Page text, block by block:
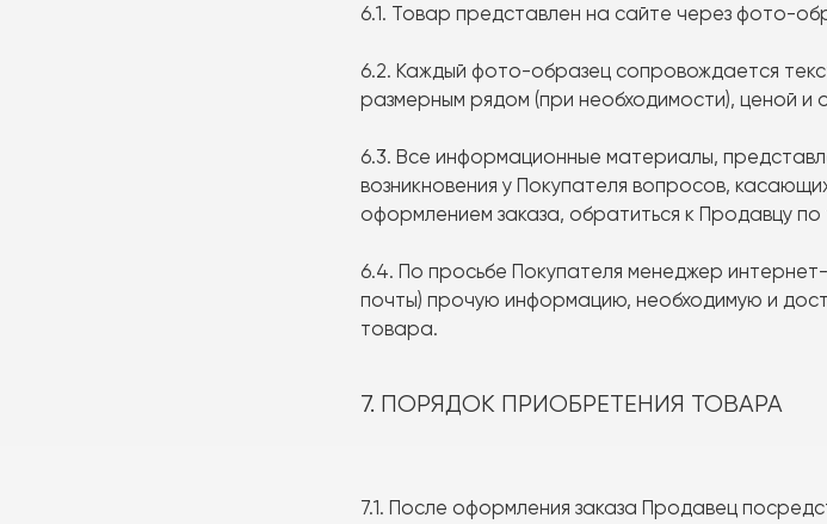
6.1. Товар представлен на сайте через фото-
6.2. Каждый фото-образец сопровождается
размерным рядом (при необходимости), ценой и
6.3. Все информационные материалы,
возникновения у Покупателя вопросов,
оформлением заказа, обратиться к Продавцу
6.4. По просьбе Покупателя менеджер
почты) прочую информацию, необходимую и
товара.
7. ПОРЯДОК ПРИОБРЕТЕНИЯ ТОВАРА
7.1. После оформления заказа Продавец